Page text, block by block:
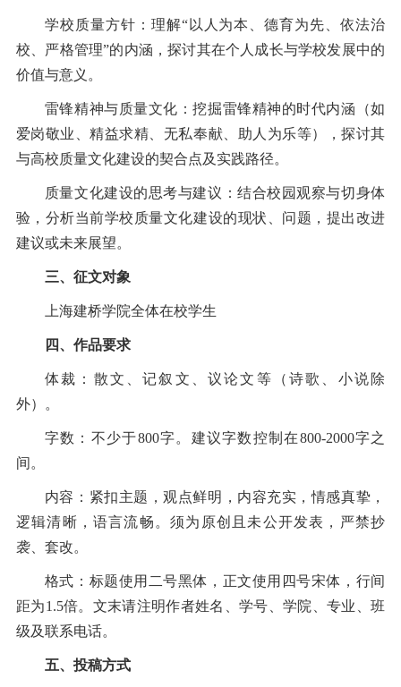
学校质量方针：理解“以人为本、德育为先、依法治
校、严格管理”的内涵，探讨其在个人成长与学校发展中的
价值与意义。
雷锋精神与质量文化：挖掘雷锋精神的时代内涵（如
爱岗敬业、精益求精、无私奉献、助人为乐等），探讨其
与高校质量文化建设的契合点及实践路径。
质量文化建设的思考与建议：结合校园观察与切身体
验，分析当前学校质量文化建设的现状、问题，提出改进
建议或未来展望。
三、征文对象
上海建桥学院全体在校学生
四、作品要求
体裁：散文、记叙文、议论文等（诗歌、小说除
外）。
字数：不少于800字。建议字数控制在800-2000字之
间。
内容：紧扣主题，观点鲜明，内容充实，情感真挚，
逻辑清晰，语言流畅。须为原创且未公开发表，严禁抄
袭、套改。
格式：标题使用二号黑体，正文使用四号宋体，行间
距为1.5倍。文末请注明作者姓名、学号、学院、专业、班
级及联系电话。
五、投稿方式